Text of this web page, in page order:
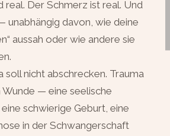
real. Der Schmerz ist real. Und
unabhängig davon, wie deine
aussah oder wie andere sie
soll nicht abschrecken. Trauma
— eine seelische
schwierige Geburt, eine
in der Schwangerschaft